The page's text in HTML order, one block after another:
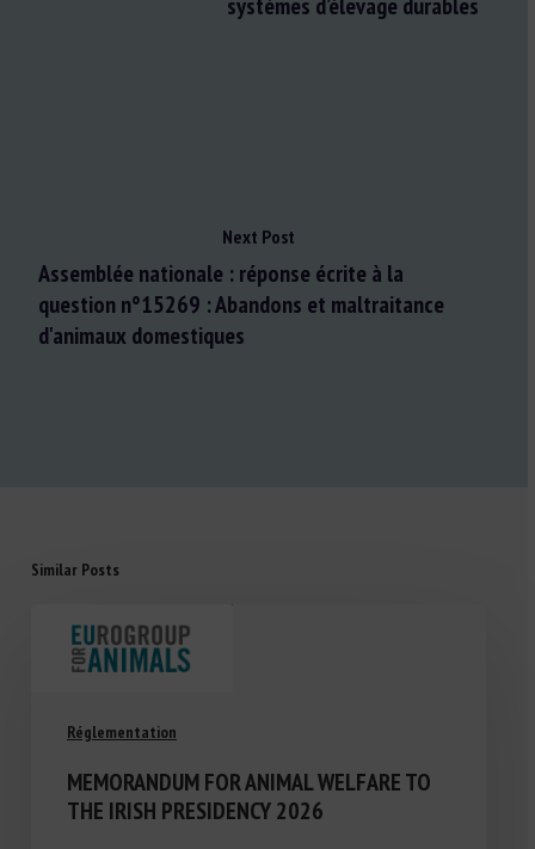
Next Post
Assemblée nationale : réponse écrite à la
question n°15269 : Abandons et maltraitance
d'animaux domestiques
Similar Posts
Réglementation
MEMORANDUM FOR ANIMAL WELFARE TO
THE IRISH PRESIDENCY 2026